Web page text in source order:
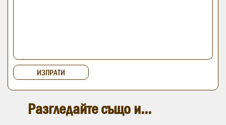
Разгледайте също и...